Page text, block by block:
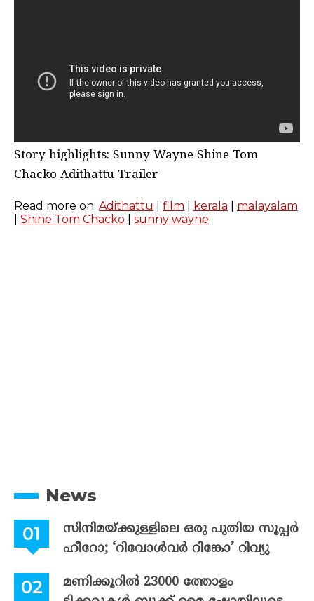
Story highlights: Sunny Wayne Shine Tom
Chacko Adithattu Trailer
Read more on: Adithattu film kerala
malayalam
Shine Tom Chacko sunny wayne
News
സിനിമയ്ക്കുള്ളിലെ ഒരു പുതിയ സൂപ്പർ
ഹീറോ; ‘റിവോൾവർ റിങ്കോ’ റിവ്യു
മണിക്കൂറിൽ 23000 ത്തോളം